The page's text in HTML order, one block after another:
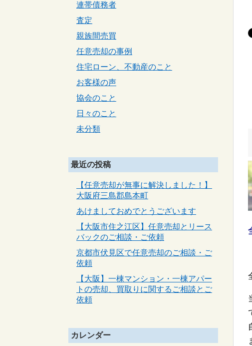
連帯債務者
査定
親族間売買
任意売却の事例
住宅ローン、不動産のこと
お客様の声
協会のこと
日々のこと
未分類
最近の投稿
【任意売却が無事に解決しました！】
大阪府三島郡島本町
あけましておめでとうございます
【大阪市住之江区】任意売却とリース
バックのご相談・ご依頼
京都市伏見区で任意売却のご相談・ご
依頼
【大阪】一棟マンション・一棟アパー
トの売却、買取りに関するご相談とご
依頼
カレンダー